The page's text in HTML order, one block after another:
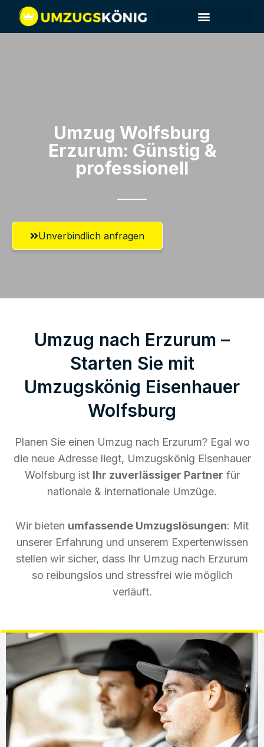
Umzug Wolfsburg​
Erzurum: Günstig &
professionell​
Unverbindlich anfragen
Umzug nach Erzurum –
Starten Sie mit
Umzugskönig Eisenhauer
Wolfsburg
Planen Sie einen Umzug nach Erzurum? Egal wo
die neue Adresse liegt, Umzugskönig Eisenhauer
Wolfsburg ist Ihr zuverlässiger Partner für
nationale & internationale Umzüge.
Wir bieten umfassende Umzugslösungen: Mit
unserer Erfahrung und unserem Expertenwissen
stellen wir sicher, dass Ihr Umzug nach Erzurum
so reibungslos und stressfrei wie möglich
verläuft.